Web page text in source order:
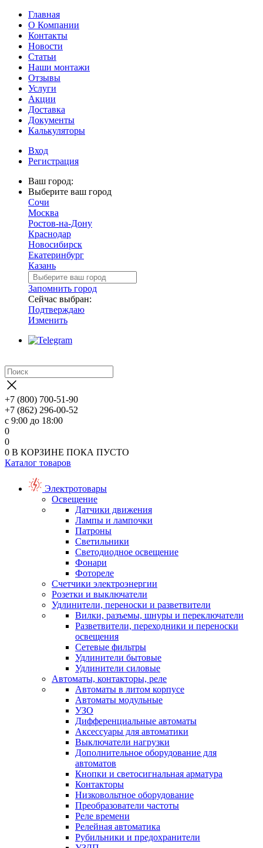
Главная
О Компании
Контакты
Новости
Статьи
Наши монтажи
Отзывы
Услуги
Акции
Доставка
Документы
Калькуляторы
Вход
Регистрация
Ваш город:
Выберите ваш город
Сочи
Москва
Ростов-на-Дону
Краснодар
Новосибирск
Екатеринбург
Казань
Запомнить город
Сейчас выбран:
Подтверждаю
Изменить
+7 (800) 700-51-90
+7 (862) 296-00-52
с 9:00 до 18:00
0
0
0 В КОРЗИНЕ ПОКА ПУСТО
Каталог товаров
Электротовары
Освещение
Датчики движения
Лампы и лампочки
Патроны
Светильники
Светодиодное освещение
Фонари
Фотореле
Счетчики электроэнергии
Розетки и выключатели
Удлинители, переноски и разветвители
Вилки, разъемы, шнуры и переключатели
Разветвители, переходники и переноски
освещения
Сетевые фильтры
Удлинители бытовые
Удлинители силовые
Автоматы, контакторы, реле
Автоматы в литом корпусе
Автоматы модульные
УЗО
Дифференциальные автоматы
Аксессуары для автоматики
Выключатели нагрузки
Дополнительное оборудование для
автоматов
Кнопки и светосигнальная арматура
Контакторы
Низковольтное оборудование
Преобразователи частоты
Реле времени
Релейная автоматика
Рубильники и предохранители